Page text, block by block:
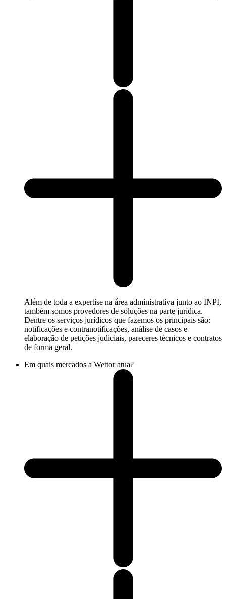
Além de toda a expertise na área administrativa junto ao INPI,
também somos provedores de soluções na parte jurídica.
Dentre os serviços jurídicos que fazemos os principais são:
notificações e contranotificações, análise de casos e
elaboração de petições judiciais, pareceres técnicos e contratos
de forma geral.
Em quais mercados a Wettor atua?